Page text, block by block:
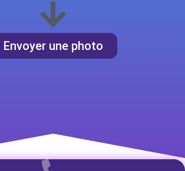
Envoyer une photo